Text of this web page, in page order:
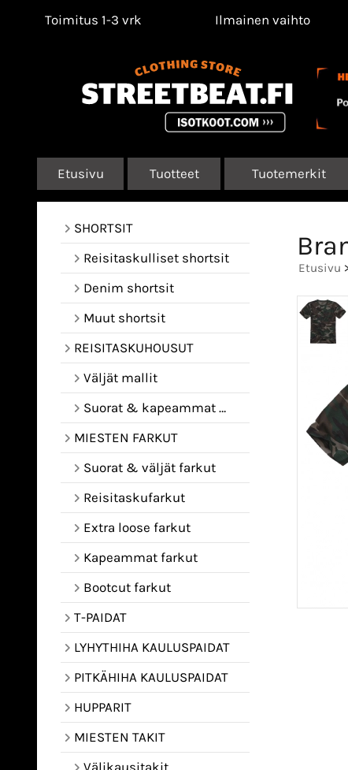
Toimitus 1-3 vrk Ilmainen vaihto
Etusivu Tuotteet Tuotemerkit
SHORTSIT
Reisitaskulliset shortsit
Denim shortsit
Muut shortsit
REISITASKUHOUSUT
Väljät mallit
Suorat & kapeammat mallit
MIESTEN FARKUT
Suorat & väljät farkut
Reisitaskufarkut
Extra loose farkut
Kapeammat farkut
Bootcut farkut
T-PAIDAT
LYHYTHIHA KAULUSPAIDAT
PITKÄHIHA KAULUSPAIDAT
HUPPARIT
MIESTEN TAKIT
Välikausitakit
Etusivu